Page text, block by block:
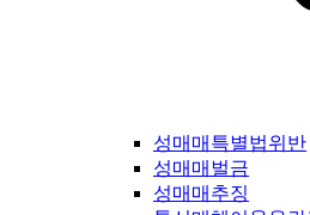
성매매특별법위반
성매매벌금
성매매추징